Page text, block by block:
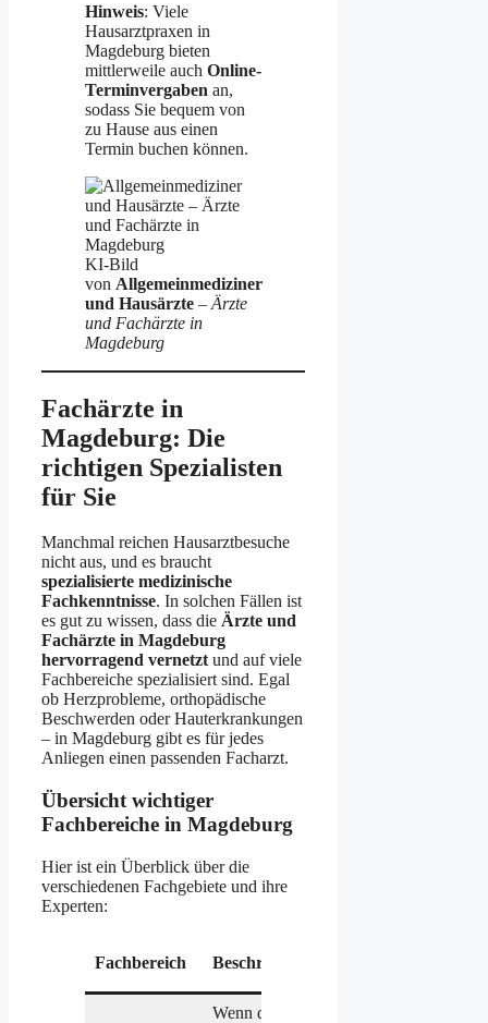
Hinweis: Viele
Hausarztpraxen in
Magdeburg bieten
mittlerweile auch Online-
Terminvergaben an,
sodass Sie bequem von
zu Hause aus einen
Termin buchen können.
KI-Bild
von Allgemeinmediziner
und Hausärzte – Ärzte
und Fachärzte in
Magdeburg
Fachärzte in
Magdeburg: Die
richtigen Spezialisten
für Sie
Manchmal reichen Hausarztbesuche
nicht aus, und es braucht
spezialisierte medizinische
Fachkenntnisse. In solchen Fällen ist
es gut zu wissen, dass die Ärzte und
Fachärzte in Magdeburg
hervorragend vernetztund auf viele
Fachbereiche spezialisiert sind. Egal
ob Herzprobleme, orthopädische
Beschwerden oder Hauterkrankungen
– in Magdeburg gibt es für jedes
Anliegen einen passenden Facharzt.
Übersicht wichtiger
Fachbereiche in Magdeburg
Hier ist ein Überblick über die
verschiedenen Fachgebiete und ihre
Experten:
Fachbereich Beschreibung
Wenn das Herz nicht richtig